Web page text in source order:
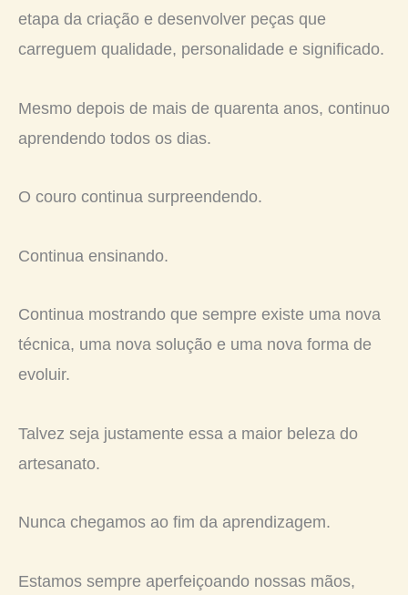
etapa da criação e desenvolver peças que
carreguem qualidade, personalidade e significado.
Mesmo depois de mais de quarenta anos, continuo
aprendendo todos os dias.
O couro continua surpreendendo.
Continua ensinando.
Continua mostrando que sempre existe uma nova
técnica, uma nova solução e uma nova forma de
evoluir.
Talvez seja justamente essa a maior beleza do
artesanato.
Nunca chegamos ao fim da aprendizagem.
Estamos sempre aperfeiçoando nossas mãos,